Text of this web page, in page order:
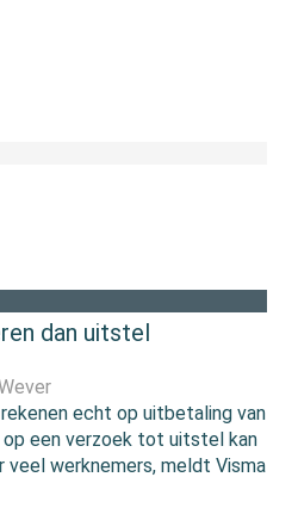
dan uitstel
echt op uitbetaling van
op een verzoek tot uitstel kan
veel werknemers, meldt Visma